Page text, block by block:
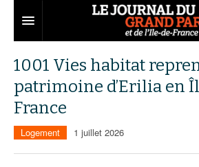
Territoires
Aménagement
Collectivités
Entreprises
Développement économique
Départements
1001 Vies habitat
patrimoine d’Erilia en
France
Logement 1 juillet 2026